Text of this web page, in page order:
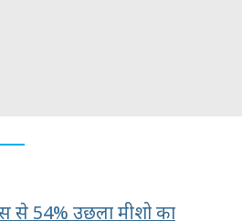
से 54% उछला मीशो का